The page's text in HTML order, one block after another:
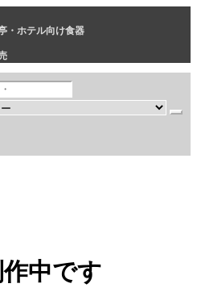
・ホテル向け食器
館・料亭・ホテル等業務用卸販売
れでかわいい和食器・洋食器はま
中です